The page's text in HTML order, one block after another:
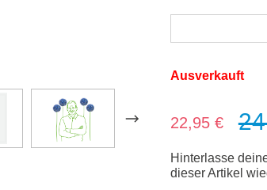
Ausverkauft
Verkaufspreis:
22,95 €
Hinterlasse
dieser Artikel